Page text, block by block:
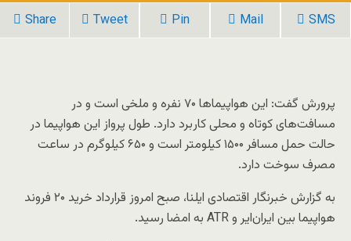
Share Tweet Pin Mail SMS
پرورش گفت: این هواپیماها ۷۰ نفره و ملخی است و در
مسافت‌های کوتاه و محلی کاربرد دارد. طول پرواز این هواپیما در
حالت حمل مسافر ۱۵۰۰ کیلومتر است و ۶۵۰ کیلوگرم در ساعت
مصرف سوخت دارد.
به گزارش خبرنگار اقتصادی ایلنا، صبح امروز قرارداد خرید ۲۰ فروند
هواپیما بین ایران‌ایر و ATR به امضا رسید.